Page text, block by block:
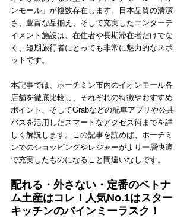
ンモール」が複数存在します。日本品質の清潔
さ、豊富な品揃え、そして充実したエンターテ
イメント施設は、在住者や長期滞在者だけでな
く、短期旅行者にとっても非常に魅力的なスポ
ットです。
本記事では、ホーチミン市内のイオンモール各
店舗を徹底比較し、それぞれの特徴やおすすめ
ポイント、そしてGrabなどの配車アプリや公共
バスを活用したスマートなアクセス術までを詳
しく解説します。この記事を読めば、ホーチミ
ンでのショッピングやレジャーがより一層快適
で充実したものになること間違いなしです。
配れる・外さない・定番のベトナ
ム土産はコレ！人気No.1はスター
キッチンのバインミーラスク！